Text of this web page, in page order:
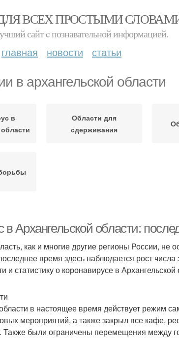
ВСЕХ ПРОСТЫМИ
сайт c познавательной информацией.
главная новости статьи
в архангельской области
в
Области для
сдерживания
в Архангельской области:
как и многие другие регионы России, не
время здесь наблюдается рост
и статистику о коронавирусе в Архангельской
в настоящее время действует режим
мероприятий, а также закрыл все кафе,
Также были ограничены перемещения между